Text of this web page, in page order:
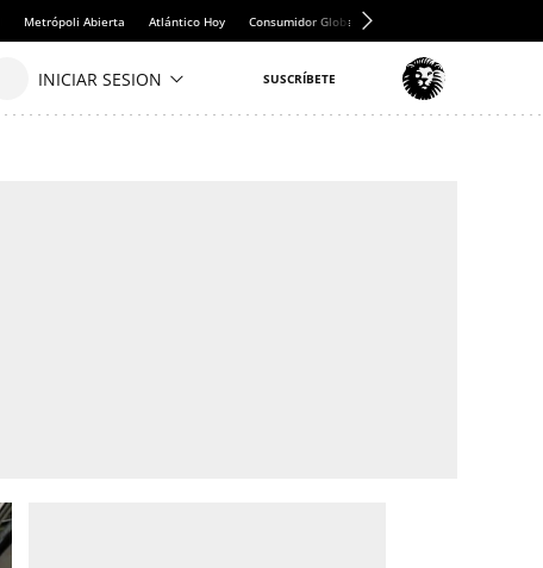
Metrópoli Abierta Atlántico Hoy Consumidor Global